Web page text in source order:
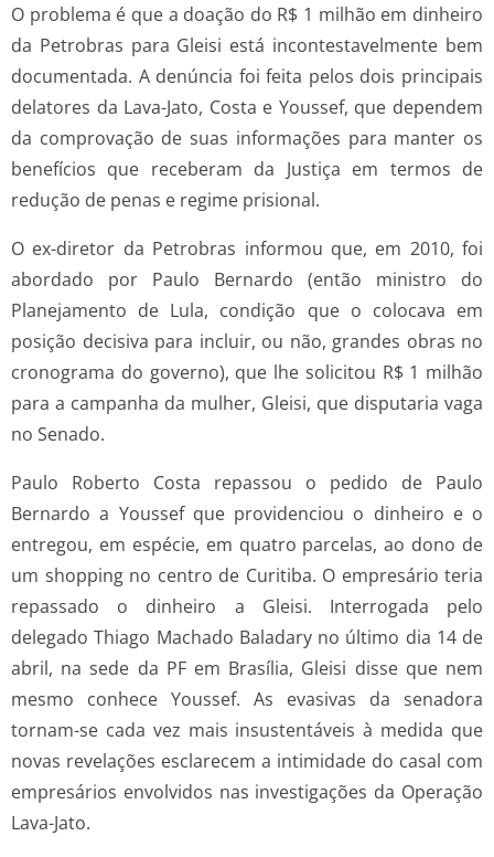
O problema é que a doação do R$ 1 milhão em dinheiro
da Petrobras para Gleisi está incontestavelmente bem
documentada. A denúncia foi feita pelos dois principais
delatores da Lava-Jato, Costa e Youssef, que dependem
da comprovação de suas informações para manter os
benefícios que receberam da Justiça em termos de
redução de penas e regime prisional.
O ex-diretor da Petrobras informou que, em 2010, foi
abordado por Paulo Bernardo (então ministro do
Planejamento de Lula, condição que o colocava em
posição decisiva para incluir, ou não, grandes obras no
cronograma do governo), que lhe solicitou R$ 1 milhão
para a campanha da mulher, Gleisi, que disputaria vaga
no Senado.
Paulo Roberto Costa repassou o pedido de Paulo
Bernardo a Youssef que providenciou o dinheiro e o
entregou, em espécie, em quatro parcelas, ao dono de
um shopping no centro de Curitiba. O empresário teria
repassado o dinheiro a Gleisi. Interrogada pelo
delegado Thiago Machado Baladary no último dia 14 de
abril, na sede da PF em Brasília, Gleisi disse que nem
mesmo conhece Youssef. As evasivas da senadora
tornam-se cada vez mais insustentáveis à medida que
novas revelações esclarecem a intimidade do casal com
empresários envolvidos nas investigações da Operação
Lava-Jato.